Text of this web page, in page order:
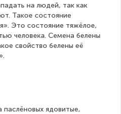
на людей, так как
Такое состояние
Это состояние тяжёлое,
человека. Семена белены
свойство белены её
паслёновых ядовитые,